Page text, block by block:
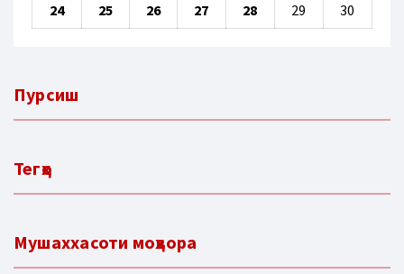
24 25 26 27 28 29 30
Пурсиш
Тегҳо
Мушаххасоти моҳвора